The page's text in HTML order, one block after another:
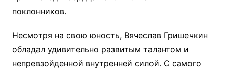
поклонников.
Несмотря на свою юность, Вячеслав Гришечкин
обладал удивительно развитым талантом и
непревзойденной внутренней силой. С самого